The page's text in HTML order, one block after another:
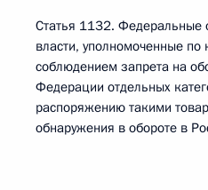
Статья 1132. Федеральные
власти, уполномоченные по
соблюдением запрета на
Федерации отдельных
распоряжению такими
обнаружения в обороте в